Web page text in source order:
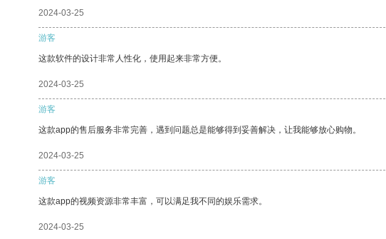
2024-03-25
游客
这款软件的设计非常人性化，使用起来非常方便。
2024-03-25
游客
这款app的售后服务非常完善，遇到问题总是能够得到妥善解决，让我能够放心购物。
2024-03-25
游客
这款app的视频资源非常丰富，可以满足我不同的娱乐需求。
2024-03-25